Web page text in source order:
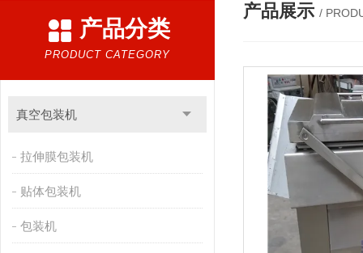
产品分类
PRODUCT CATEGORY
真空包装机
拉伸膜包装机
贴体包装机
包装机
产品展示 /